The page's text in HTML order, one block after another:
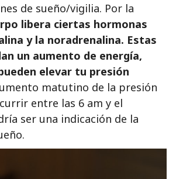
de sueño/vigilia. Por la
libera ciertas hormonas
y la noradrenalina. Estas
un aumento de energía,
elevar tu presión
matutino de la presión
entre las 6 am y el
ser una indicación de la